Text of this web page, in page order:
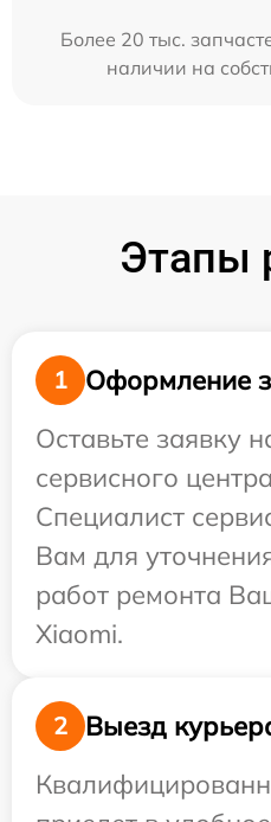
Более 20 тыс.
наличии на
Этапы
1
Оформление
Оставьте заявку
сервисного
Специалист
Вам для
работ ремонта
Xiaomi.
2
Выезд